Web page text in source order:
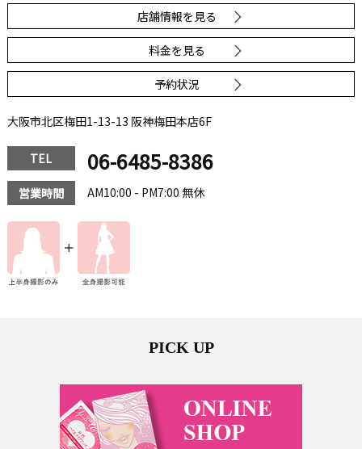
店舗情報を見る
料金を見る
予約状況
大阪市北区梅田1-13-13 阪神梅田本店6F
TEL 06-6485-8386
営業時間 AM10:00 - PM7:00 無休
PICK UP